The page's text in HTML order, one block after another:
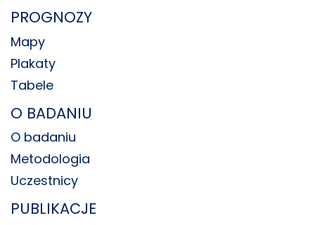
PROGNOZY
Mapy
Plakaty
Tabele
O BADANIU
O badaniu
Metodologia
Uczestnicy
PUBLIKACJE